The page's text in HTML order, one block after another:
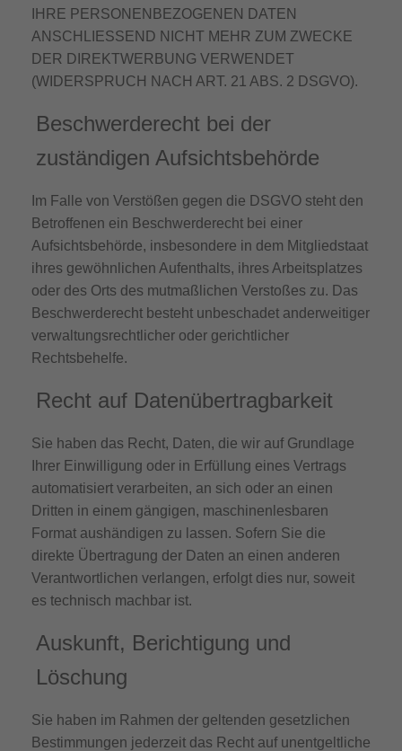
IHRE PERSONENBEZOGENEN DATEN
ANSCHLIESSEND NICHT MEHR ZUM ZWECKE
DER DIREKTWERBUNG VERWENDET
(WIDERSPRUCH NACH ART. 21 ABS. 2 DSGVO).
Beschwerde­recht bei der
zuständigen Aufsichts­behörde
Im Falle von Verstößen gegen die DSGVO steht den
Betroffenen ein Beschwerderecht bei einer
Aufsichtsbehörde, insbesondere in dem Mitgliedstaat
ihres gewöhnlichen Aufenthalts, ihres Arbeitsplatzes
oder des Orts des mutmaßlichen Verstoßes zu. Das
Beschwerderecht besteht unbeschadet anderweitiger
verwaltungsrechtlicher oder gerichtlicher
Rechtsbehelfe.
Recht auf Daten­übertrag­barkeit
Sie haben das Recht, Daten, die wir auf Grundlage
Ihrer Einwilligung oder in Erfüllung eines Vertrags
automatisiert verarbeiten, an sich oder an einen
Dritten in einem gängigen, maschinenlesbaren
Format aushändigen zu lassen. Sofern Sie die
direkte Übertragung der Daten an einen anderen
Verantwortlichen verlangen, erfolgt dies nur, soweit
es technisch machbar ist.
Auskunft, Berichtigung und
Löschung
Sie haben im Rahmen der geltenden gesetzlichen
Bestimmungen jederzeit das Recht auf unentgeltliche